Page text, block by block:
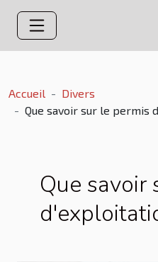
Accueil
Divers
Que savoir sur le permis
Que savoir